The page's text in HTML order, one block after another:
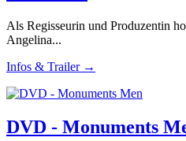
Als Regisseurin und Produzentin
Angelina...
Infos & Trailer →
DVD - Monuments